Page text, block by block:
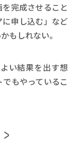
完成させること
申し込む」など
もしれない。
い結果を出す想
もやっているこ